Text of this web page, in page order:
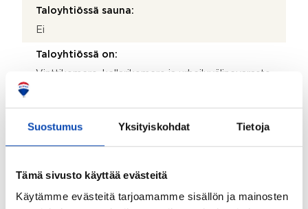
Suostumus Yksityiskohdat Tietoja
Tämä sivusto käyttää evästeitä
Käytämme evästeitä tarjoamamme sisällön ja mainosten
Taloyhtiössä sauna:
Ei
Taloyhtiössä on:
Vinttikomero, kellarikomero ja urheiluvälinevarasto